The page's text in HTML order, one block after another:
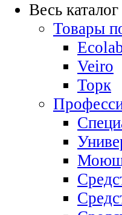
Весь каталог
Товары
Veiro
Торк